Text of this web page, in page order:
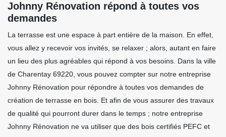
Johnny Rénovation répond à toutes vos
demandes
La terrasse est une espace à part entière de la maison. En effet,
vous allez y recevoir vos invités, se relaxer ; alors, autant en faire
un lieu des plus agréables qui répond à vos besoins. Dans la ville
de Charentay 69220, vous pouvez compter sur notre entreprise
Johnny Rénovation pour répondre à toutes vos demandes de
création de terrasse en bois. Et afin de vous assurer des travaux
de qualité qui pourront durer dans le temps ; notre entreprise
Johnny Rénovation ne va utiliser que des bois certifiés PEFC et